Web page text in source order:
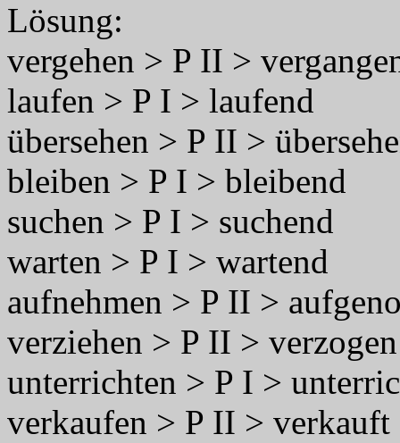
Lösung:
vergehen > P II >
laufen > P I > laufend
übersehen > P II >
bleiben > P I > bleibend
suchen > P I > suchend
warten > P I > wartend
aufnehmen > P II >
verziehen > P II > verzogen
unterrichten > P I >
verkaufen > P II > verkauft